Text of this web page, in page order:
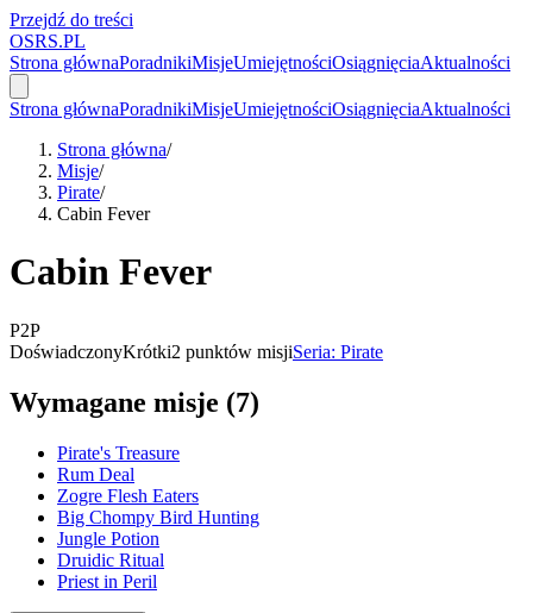
Przejdź do treści
OSRS.PL
Strona głównaPoradnikiMisjeUmiejętnościOsiągnięciaAktualności
Strona głównaPoradnikiMisjeUmiejętnościOsiągnięciaAktualności
Strona główna/
Misje/
Pirate/
Cabin Fever
Cabin Fever
P2P
DoświadczonyKrótki2 punktów misjiSeria: Pirate
Wymagane misje (7)
Pirate's Treasure
Rum Deal
Zogre Flesh Eaters
Big Chompy Bird Hunting
Jungle Potion
Druidic Ritual
Priest in Peril